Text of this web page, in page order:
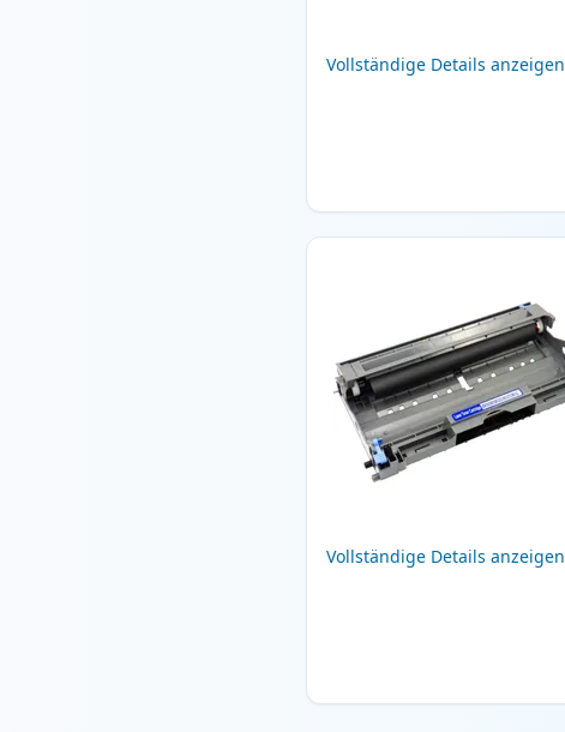
Vollständige Details anzeigen
Vollständige Details anzeigen